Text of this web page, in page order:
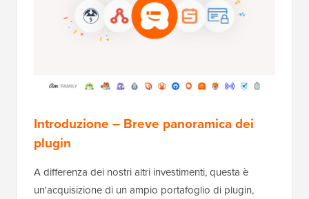
Introduzione – Breve panoramica dei
plugin
A differenza dei nostri altri investimenti, questa è
un'acquisizione di un ampio portafoglio di plugin,